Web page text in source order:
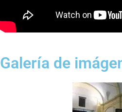
Galería de